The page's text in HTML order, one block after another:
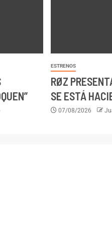
ESTRENOS
RØZ
SE ESTÁ
07/08/2026